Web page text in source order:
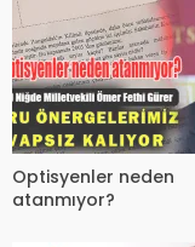
Optisyenler neden
atanmıyor?